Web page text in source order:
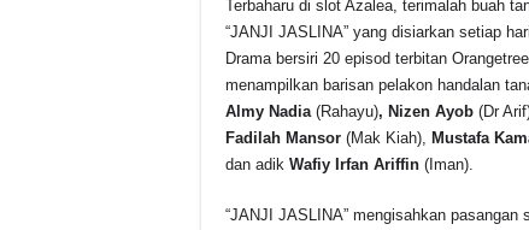
Terbaharu di slot Azalea, terimalah buah
“JANJI JASLINA” yang disiarkan setiap
Drama bersiri 20 episod terbitan
menampilkan barisan pelakon handalan
Almy Nadia (Rahayu), Nizen Ayob (Dr
Fadilah Mansor (Mak Kiah), Mustafa
dan adik Wafiy Irfan Ariffin (Iman).
“JANJI JASLINA” mengisahkan